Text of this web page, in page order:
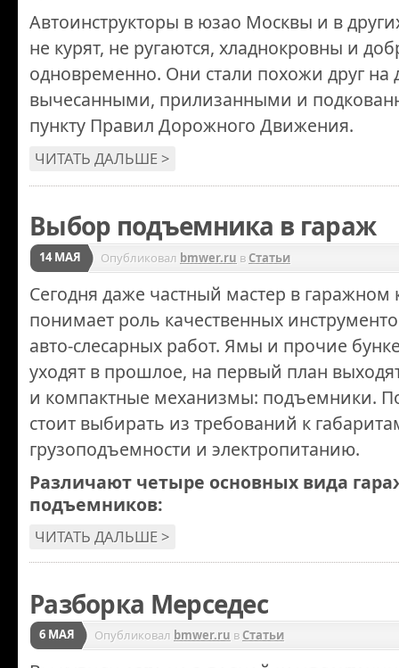
Автоинструкторы в юзао Москвы и в
не курят, не ругаются, хладнокровны и
одновременно. Они стали похожи друг на
вычесанными, прилизанными и
пункту Правил Дорожного Движения.
ЧИТАТЬ ДАЛЬШЕ >
Выбор подъемника в гараж
14 МАЯ Опубликовал bmwer.ru в Статьи
Сегодня даже частный мастер в гаражном
понимает роль качественных
авто-слесарных работ. Ямы и прочие
уходят в прошлое, на первый план
и компактные механизмы: подъемники.
стоит выбирать из требований к
грузоподъемности и электропитанию.
Различают четыре основных вида
подъемников:
ЧИТАТЬ ДАЛЬШЕ >
Разборка Мерседес
6 МАЯ Опубликовал bmwer.ru в Статьи